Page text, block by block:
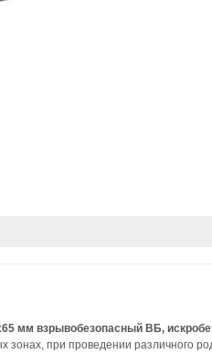
мм взрывобезопасный ВБ,
зонах, при проведении различного